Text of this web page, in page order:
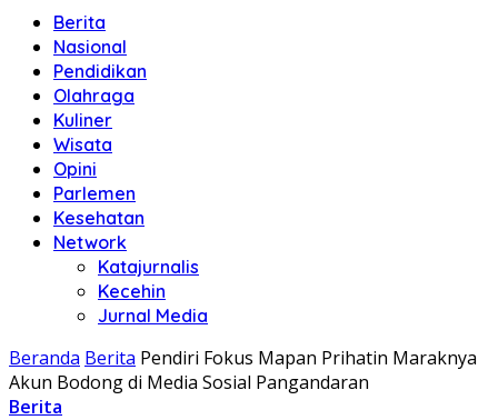
Berita
Nasional
Pendidikan
Olahraga
Kuliner
Wisata
Opini
Parlemen
Kesehatan
Network
Katajurnalis
Kecehin
Jurnal Media
Beranda Berita Pendiri Fokus Mapan Prihatin Maraknya
Akun Bodong di Media Sosial Pangandaran
Berita